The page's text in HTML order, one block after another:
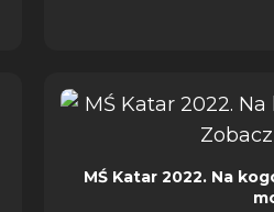
MŚ Katar 2022. Na